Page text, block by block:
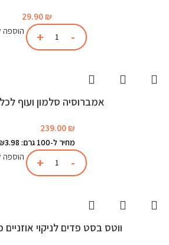
29.90 ₪
אמברוסיה סלמון ועוף לכלב 6
239.00 ₪
מחיר ל-100 גרם: ₪3.98
ווטס בסט פדים לניקוי אוזניים